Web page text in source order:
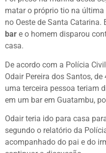
matar o próprio tio na
no Oeste de Santa Catarina.
bar e o homem disparou
casa.
De acordo com a Polícia
Odair Pereira dos Santos,
uma terceira pessoa teriam
em um bar em Guatambu,
Odair teria ido para casa
segundo o relatório da
acompanhado do pai e do